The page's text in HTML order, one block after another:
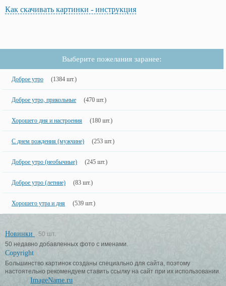
Как скачивать картинки - инструкция
Выберите пожелания заранее:
Доброе утро (1384 шт.)
Доброе утро, прикольные (470 шт.)
Хорошего дня и настроения (180 шт.)
С днем рождения (мужчине) (253 шт.)
Доброе утро (необычные) (245 шт.)
Доброе утро (летние) (83 шт.)
Хорошего утра и дня (539 шт.)
Новинки
50 шт.
50 недавно добавленных фото с именами.
Copyright
Большинство картинок созданы специально для сайта, поэтому
настоятельно рекомендуем ставить ссылку на сайт при их использовании.
ImageName.ru